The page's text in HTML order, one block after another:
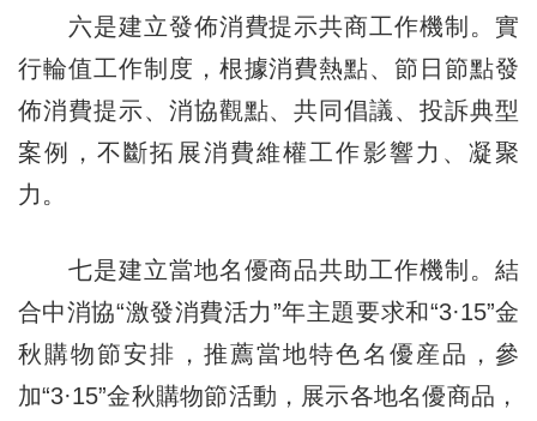
六是建立發佈消費提示共商工作機制。實
行輪值工作制度，根據消費熱點、節日節點發
佈消費提示、消協觀點、共同倡議、投訴典型
案例，不斷拓展消費維權工作影響力、凝聚
力。
七是建立當地名優商品共助工作機制。結
合中消協“激發消費活力”年主題要求和“3·15”金
秋購物節安排，推薦當地特色名優産品，參
加“3·15”金秋購物節活動，展示各地名優商品，